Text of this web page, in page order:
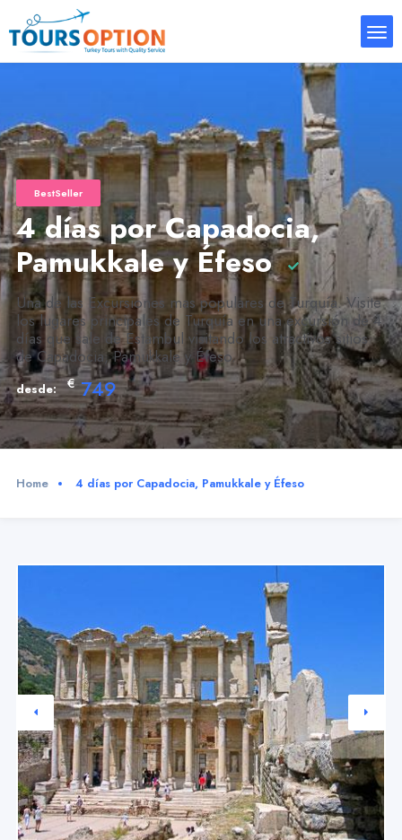
BestSeller
4 días por Capadocia,
Pamukkale y Éfeso
Una de las Excursiones mas populares de Turquía. Visite
los lugares principales de Turquía en una excursión de 4
días que sale de Estambul visitando los atractivos sitios
de Capadocia, Pamukkale y Éfeso.
desde: € 749
Home 4 días por Capadocia, Pamukkale y Éfeso